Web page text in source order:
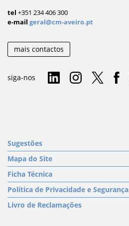
tel +351 234 406 300
e-mail geral@cm-aveiro.pt
mais contactos
siga-nos
Sugestões
Mapa do Site
Ficha Técnica
Política de Privacidade e Segurança
Livro de Reclamações